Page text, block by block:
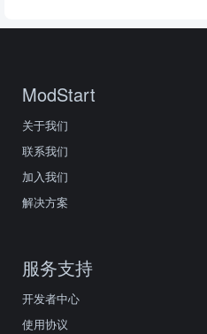
ModStart
关于我们
联系我们
加入我们
解决方案
服务支持
开发者中心
使用协议